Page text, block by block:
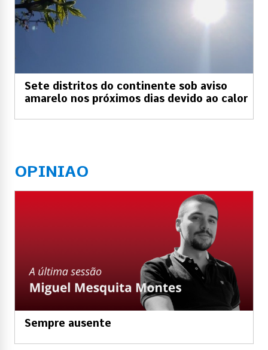
Sete distritos do continente sob aviso
amarelo nos próximos dias devido ao calor
OPINIAO
Sempre ausente